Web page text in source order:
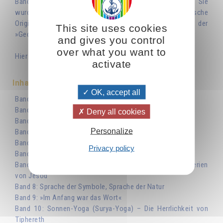
wurden nicht ins Deutsche übersetzt, weil die französische
Originalversion nur kurze Zitatsammlungen im Stil der
»Gedanken für den Tag« enthält.
Hier sehen Sie alle Einzel-Titel der Serie im Überblick :
Inhaltsverzeichnis
Band 1: Das geistige Erwachen
Band 2: Spirituelle Alchimie
Band 3: Die beiden Bäume im Paradies
Band 4: Das Senfkorn – Symbole im Neuen Testament
Band 5: Die Kräfte des Lebens
Band 6: Die Harmonie
Band 7: Die Reinheit, Grundlage geistiger Kraft – Die Mysterien
von Jesod
Band 8: Sprache der Symbole, Sprache der Natur
Band 9: »Im Anfang war das Wort«
Band 10: Sonnen-Yoga (Surya-Yoga) – Die Herrlichkeit von
Tiphereth
This site uses cookies
and gives you control
over what you want to
activate
OK, accept all
Deny all cookies
Personalize
Privacy policy